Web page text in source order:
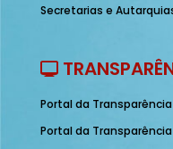
Secretarias e
Portal da Transparência
Portal da Transparência